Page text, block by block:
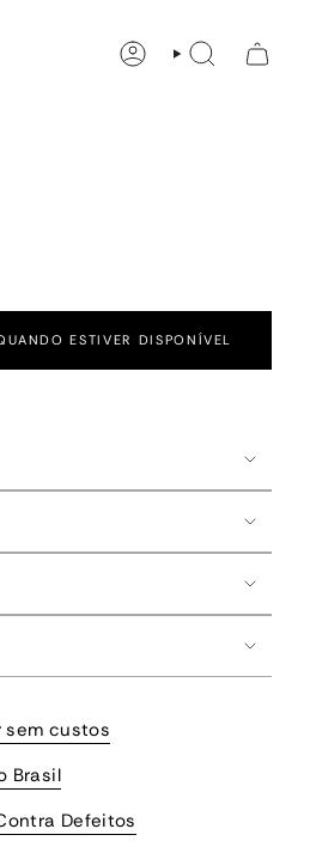
CONTA PESQUISAR
ESTIVER DISPONÍVEL
sem custos
Brasil
Defeitos